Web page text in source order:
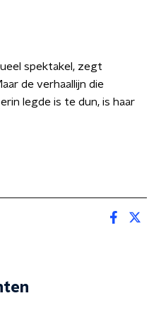
spektakel, zegt
de verhaallijn die
legde is te dun, is haar